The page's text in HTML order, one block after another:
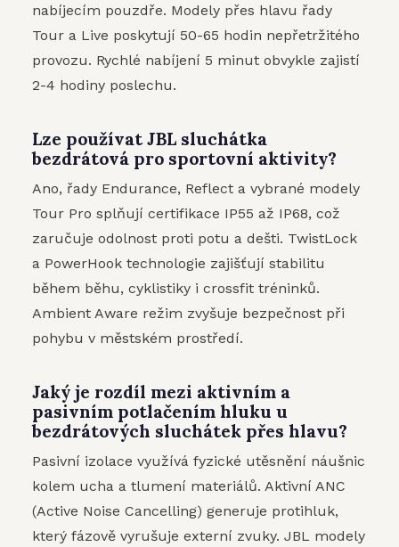
nabíjecím pouzdře. Modely přes hlavu řady
Tour a Live poskytují 50-65 hodin nepřetržitého
provozu. Rychlé nabíjení 5 minut obvykle zajistí
2-4 hodiny poslechu.
Lze používat JBL sluchátka
bezdrátová pro sportovní aktivity?
Ano, řady Endurance, Reflect a vybrané modely
Tour Pro splňují certifikace IP55 až IP68, což
zaručuje odolnost proti potu a dešti. TwistLock
a PowerHook technologie zajišťují stabilitu
během běhu, cyklistiky i crossfit tréninků.
Ambient Aware režim zvyšuje bezpečnost při
pohybu v městském prostředí.
Jaký je rozdíl mezi aktivním a
pasivním potlačením hluku u
bezdrátových sluchátek přes hlavu?
Pasivní izolace využívá fyzické utěsnění náušnic
kolem ucha a tlumení materiálů. Aktivní ANC
(Active Noise Cancelling) generuje protihluk,
který fázově vyrušuje externí zvuky. JBL modely